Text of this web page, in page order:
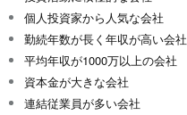
個人投資家から人気な会社
勤続年数が長く年収が高い会社
平均年収が1000万以上の会社
資本金が大きな会社
連結従業員が多い会社